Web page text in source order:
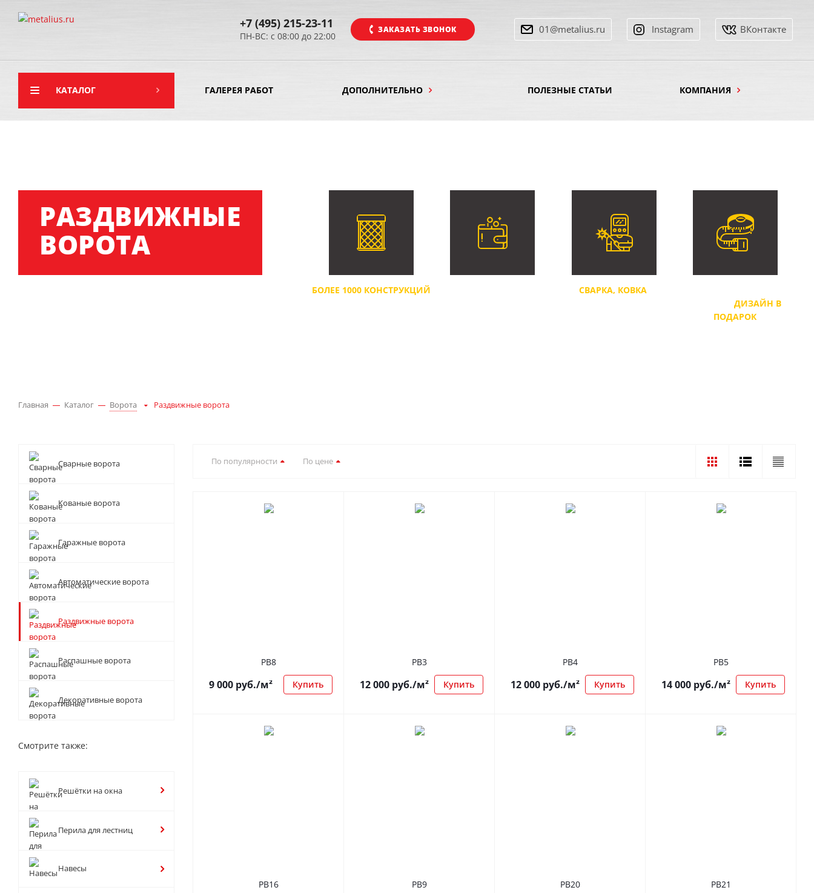
ЗАКАЗАТЬ ЗВОНОК 01@metalius.ru Instagram ВКонтакте
+7 (495) 215-23-11
ПН-ВС: с 08:00 до 22:00
КАТАЛОГ ГАЛЕРЕЯ РАБОТ ДОПОЛНИТЕЛЬНО ПОЛЕЗНЫЕ СТАТЬИ КОМПАНИЯ
РАЗДВИЖНЫЕ
ВОРОТА
БОЛЕЕ 1000 КОНСТРУКЦИЙ
СВАРКА, КОВКА,
СЕГОДНЯ,ДИЗАЙН В
ПОДАРОК
Главная Каталог Ворота Раздвижные ворота
По популярности По цене
РВ8
9 000 руб./м² Купить
РВ3
12 000 руб./м² Купить
РВ4
12 000 руб./м² Купить
РВ5
14 000 руб./м² Купить
РВ16 РВ9 РВ20 РВ21
Сварные ворота
Кованые ворота
Гаражные ворота
Автоматические ворота
Раздвижные ворота
Распашные ворота
Декоративные ворота
Смотрите также:
Решётки на окна
Перила для лестниц
Навесы